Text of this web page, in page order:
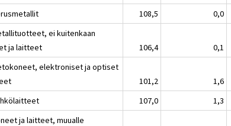
108,5 0,0
ei kuitenkaan
ja laitteet
106,4 0,1
elektroniset ja optiset
101,2 1,6
107,0 1,3
ja laitteet, muualle